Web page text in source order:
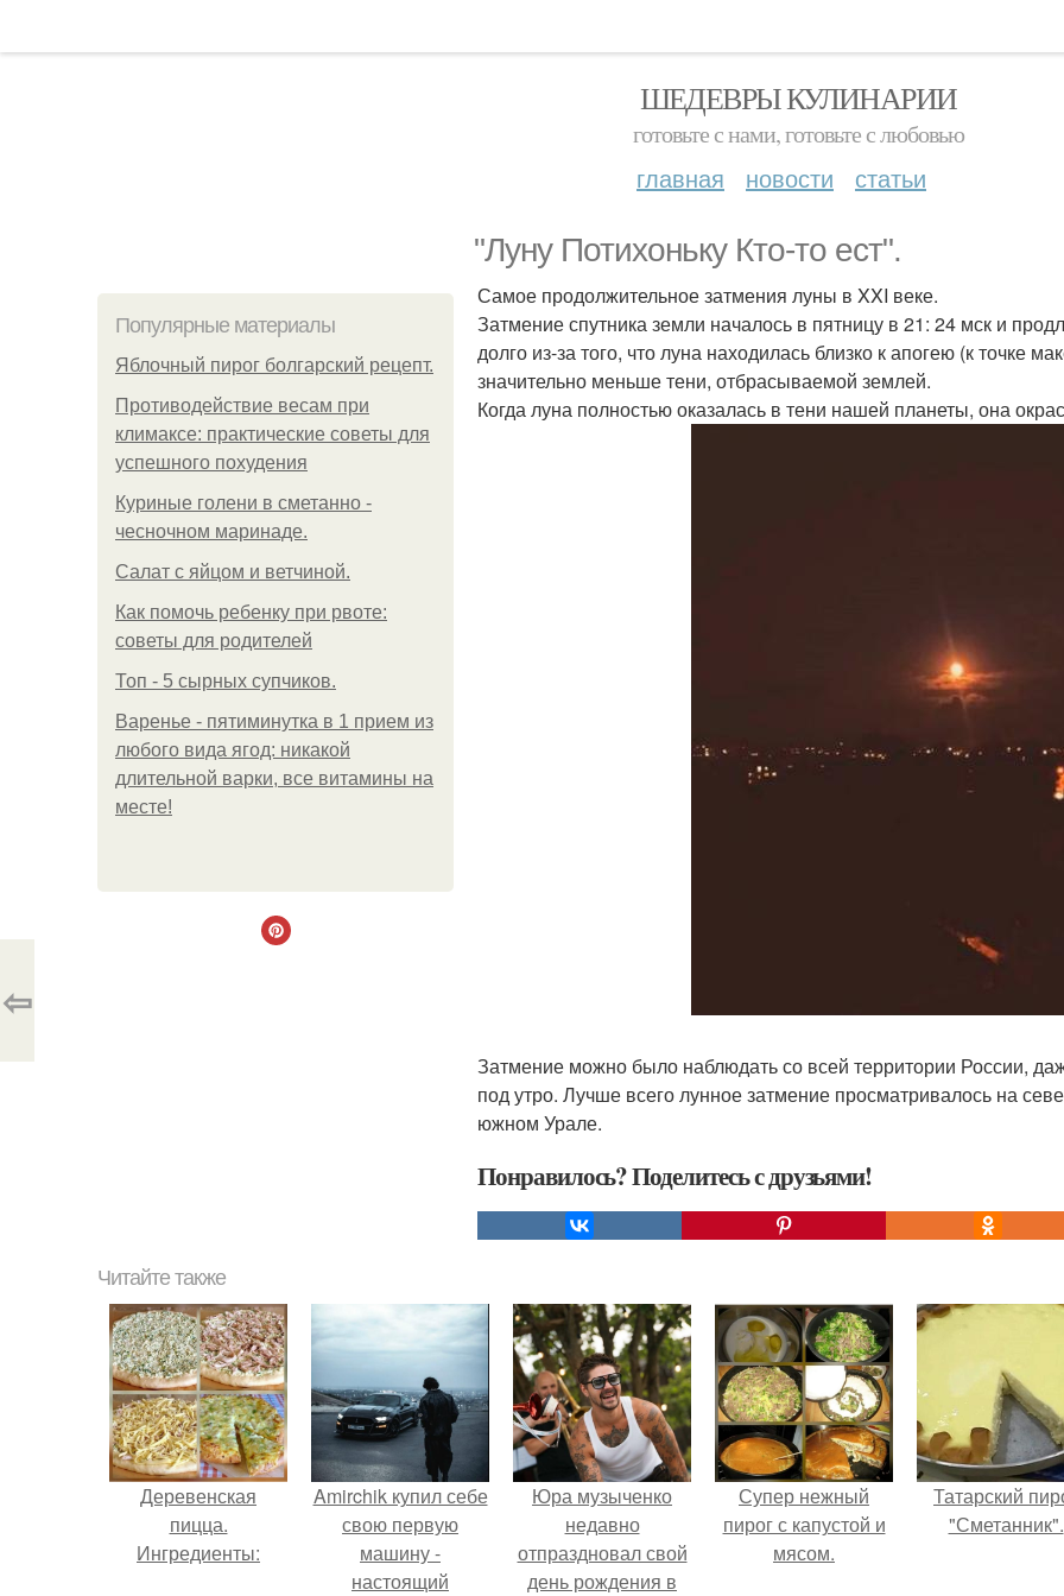
ШЕДЕВРЫ КУЛИНАРИИ
готовьте с нами, готовьте с любовью
главная новости статьи
"Луну Потихоньку Кто-то ест".
Популярные материалы
Яблочный пирог болгарский рецепт.
Противодействие весам при
климаксе: практические советы для
успешного похудения
Куриные голени в сметанно -
чесночном маринаде.
Салат с яйцом и ветчиной.
Как помочь ребенку при рвоте:
советы для родителей
Топ - 5 сырных супчиков.
Варенье - пятиминутка в 1 прием из
любого вида ягод: никакой
длительной варки, все витамины на
месте!
Самое продолжительное затмения луны в XXI веке.
Затмение спутника земли началось в пятницу в 21: 24 мск и
долго из-за того, что луна находилась близко к апогею (к точке
значительно меньше тени, отбрасываемой землей.
Когда луна полностью оказалась в тени нашей планеты, она
Затмение можно было наблюдать со всей территории России,
под утро. Лучше всего лунное затмение просматривалось на
южном Урале.
Понравилось? Поделитесь с друзьями!
⇦
Читайте также
Деревенская
пицца.
Ингредиенты:
Amirchik купил себе
свою первую
машину -
настоящий
Юра музыченко
недавно
отпраздновал свой
день рождения в
Супер нежный
пирог с капустой и
мясом.
Татарский
"Сметанник".